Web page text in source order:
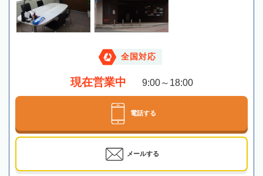
全国対応
現在営業中 9:00～18:00
電話する
メールする